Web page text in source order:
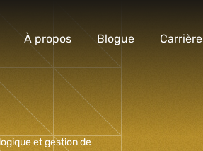
et conception numérique
À propos Blogue Carrière
et gestion de